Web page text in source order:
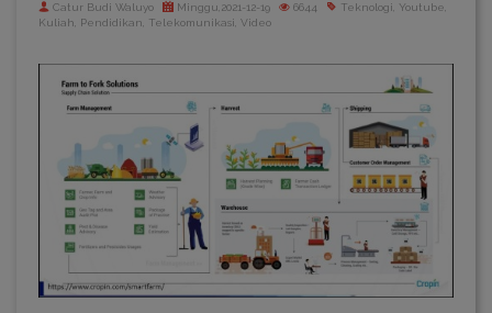
Catur Budi Waluyo Minggu,2021-12-19 6644
Teknologi, Youtube,
Kuliah, Pendidikan, Telekomunikasi, Video